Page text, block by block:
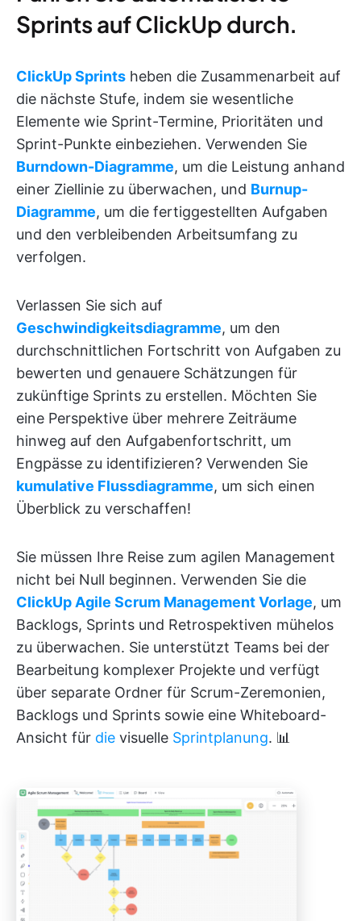
Sprints auf ClickUp durch.
ClickUp Sprints heben die Zusammenarbeit auf
die nächste Stufe, indem sie wesentliche
Elemente wie Sprint-Termine, Prioritäten und
Sprint-Punkte einbeziehen. Verwenden Sie
Burndown-Diagramme, um die Leistung anhand
einer Ziellinie zu überwachen, und Burnup-
Diagramme, um die fertiggestellten Aufgaben
und den verbleibenden Arbeitsumfang zu
verfolgen.
Verlassen Sie sich auf
Geschwindigkeitsdiagramme, um den
durchschnittlichen Fortschritt von Aufgaben zu
bewerten und genauere Schätzungen für
zukünftige Sprints zu erstellen. Möchten Sie
eine Perspektive über mehrere Zeiträume
hinweg auf den Aufgabenfortschritt, um
Engpässe zu identifizieren? Verwenden Sie
kumulative Flussdiagramme, um sich einen
Überblick zu verschaffen!
Sie müssen Ihre Reise zum agilen Management
nicht bei Null beginnen. Verwenden Sie die
ClickUp Agile Scrum Management Vorlage, um
Backlogs, Sprints und Retrospektiven mühelos
zu überwachen. Sie unterstützt Teams bei der
Bearbeitung komplexer Projekte und verfügt
über separate Ordner für Scrum-Zeremonien,
Backlogs und Sprints sowie eine Whiteboard-
Ansicht für die visuelle Sprintplanung. 📊